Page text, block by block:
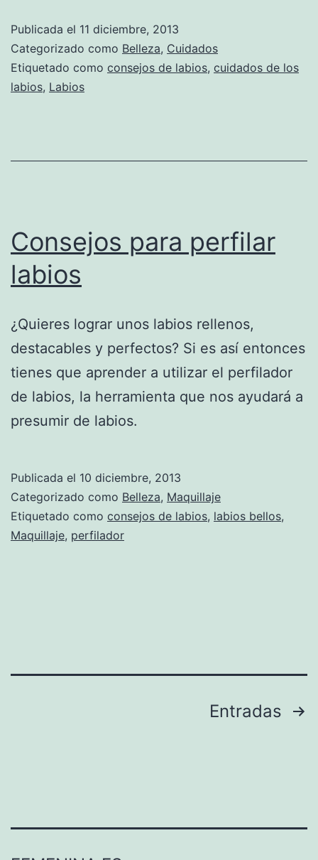
Publicada el 11 diciembre, 2013
Categorizado como Belleza, Cuidados
Etiquetado como consejos de labios, cuidados de los
labios, Labios
Consejos para perfilar
labios
¿Quieres lograr unos labios rellenos,
destacables y perfectos? Si es así entonces
tienes que aprender a utilizar el perfilador
de labios, la herramienta que nos ayudará a
presumir de labios.
Publicada el 10 diciembre, 2013
Categorizado como Belleza, Maquillaje
Etiquetado como consejos de labios, labios bellos,
Maquillaje, perfilador
Entradas